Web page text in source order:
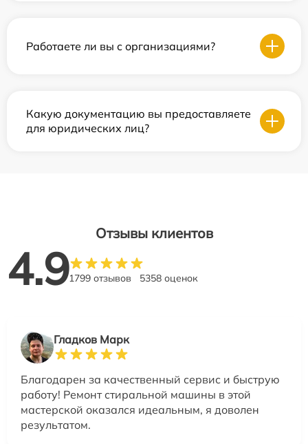
Работаете ли вы с организациями?
Какую документацию вы предоставляете
для юридических лиц?
Отзывы клиентов
4.91799 отзывов 5358 оценок
Гладков Марк
Благодарен за качественный сервис и быструю
работу! Ремонт стиральной машины в этой
мастерской оказался идеальным, я доволен
результатом.